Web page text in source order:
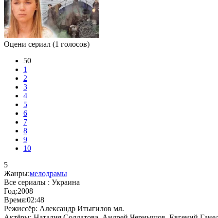
Оцени сериал (1 голосов)
50
1
2
3
4
5
6
7
8
9
10
5
Жанры:мелодрамы
Все сериалы : Украина
Год:2008
Время:02:48
Режиссёр: Александр Итыгилов мл.